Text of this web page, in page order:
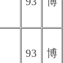
93 博